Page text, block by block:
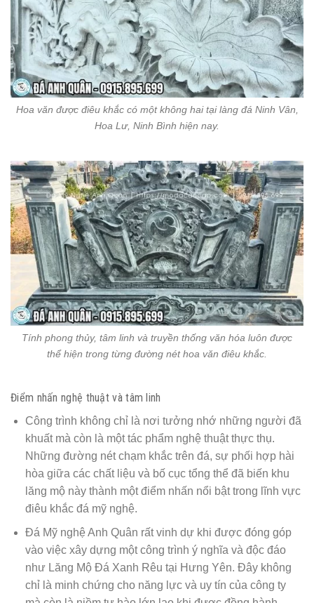
Hoa văn được điêu khắc có một không hai tại làng đá Ninh Vân,
Hoa Lư, Ninh Bình hiện nay.
Tính phong thủy, tâm linh và truyền thống văn hóa luôn được
thể hiện trong từng đường nét hoa văn điêu khắc.
Điểm nhấn nghệ thuật và tâm linh
Công trình không chỉ là nơi tưởng nhớ những người đã
khuất mà còn là một tác phẩm nghệ thuật thực thụ.
Những đường nét chạm khắc trên đá, sự phối hợp hài
hòa giữa các chất liệu và bố cục tổng thể đã biến khu
lăng mộ này thành một điểm nhấn nổi bật trong lĩnh vực
điêu khắc đá mỹ nghệ.
Đá Mỹ nghệ Anh Quân rất vinh dự khi được đóng góp
vào việc xây dựng một công trình ý nghĩa và độc đáo
như Lăng Mộ Đá Xanh Rêu tại Hưng Yên. Đây không
chỉ là minh chứng cho năng lực và uy tín của công ty